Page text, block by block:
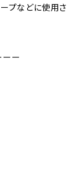
プなどに使用さ
ーー